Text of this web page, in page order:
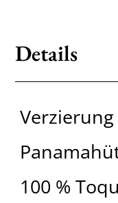
Details
100 %